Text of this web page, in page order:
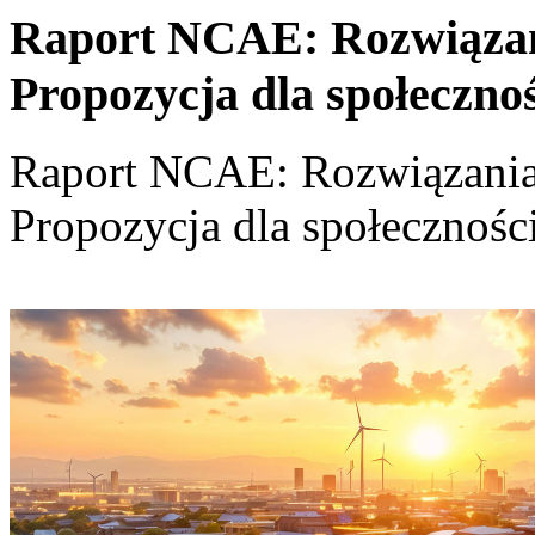
Raport NCAE:
Propozycja dla
Raport NCAE:
Propozycja dla